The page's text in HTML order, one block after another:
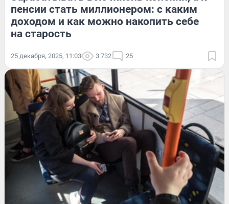
пенсии стать миллионером: с каким
доходом и как можно накопить себе
на старость
25 декабря, 2025, 11:03 3 732 25